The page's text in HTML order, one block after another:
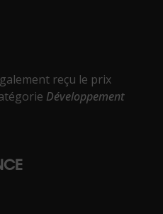
reçu le prix
Développement